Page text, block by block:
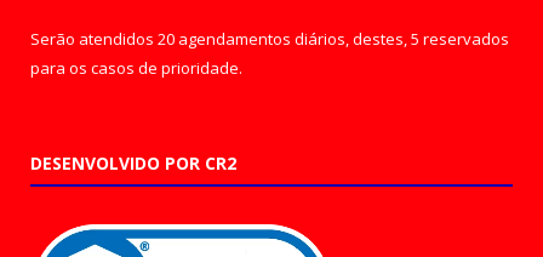
Serão atendidos 20 agendamentos diários, destes, 5 reservados
para os casos de prioridade.
DESENVOLVIDO POR CR2